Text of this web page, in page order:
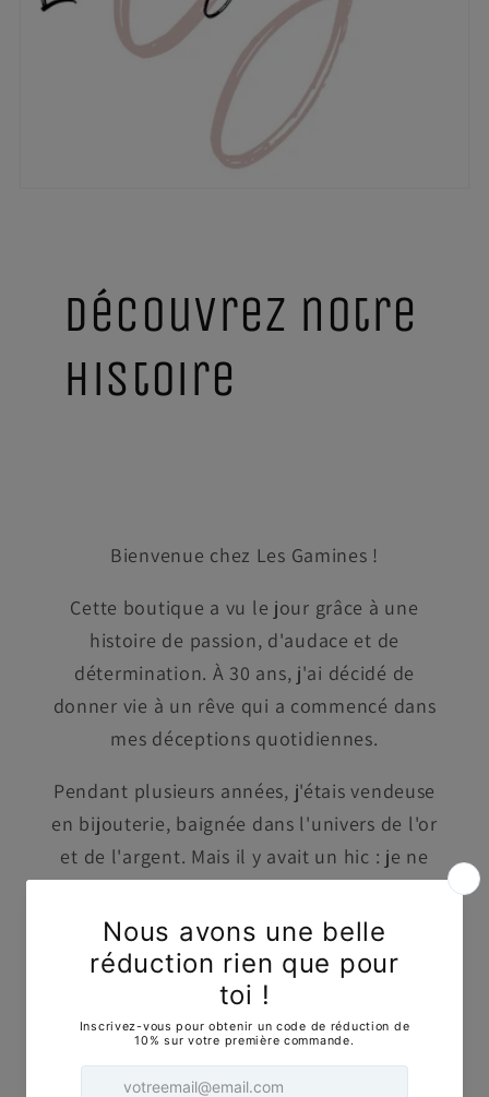
Découvrez notre
Histoire
Bienvenue chez Les Gamines !
Cette boutique a vu le jour grâce à une
histoire de passion, d'audace et de
détermination. À 30 ans, j'ai décidé de
donner vie à un rêve qui a commencé dans
mes déceptions quotidiennes.
Pendant plusieurs années, j'étais vendeuse
en bijouterie, baignée dans l'univers de l'or
et de l'argent. Mais il y avait un hic : je ne
vendais. La raison était simple, mais
pourtant déchirante : aucune bague ne
correspondait à ma taille.
Et tu sais quoi ? Je n'étais pas seule. Des
clientes comme toi venaient en boutique,